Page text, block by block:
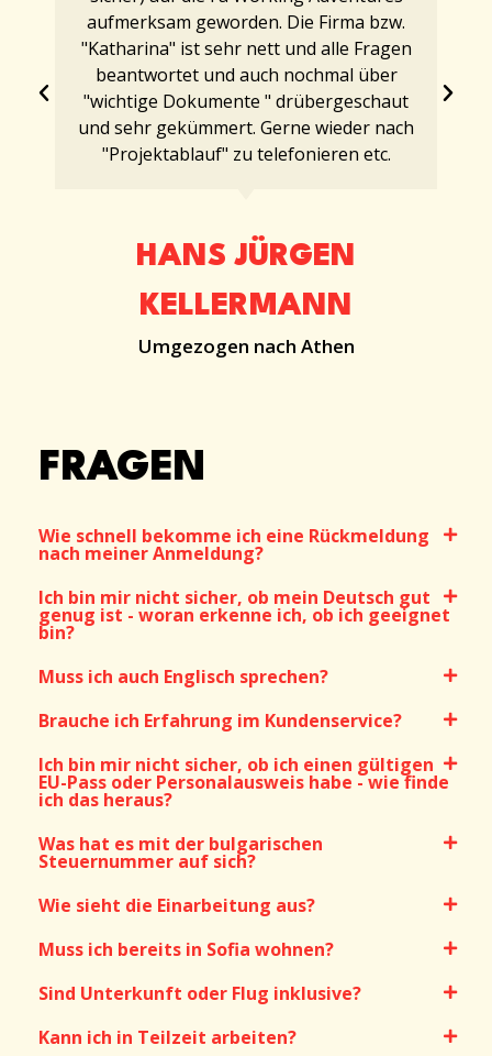
aufmerksam geworden. Die Firma bzw.
"Katharina" ist sehr nett und alle Fragen
beantwortet und auch nochmal über
"wichtige Dokumente " drübergeschaut
und sehr gekümmert. Gerne wieder nach
"Projektablauf" zu telefonieren etc.
HANS JÜRGEN
KELLERMANN
Umgezogen nach Athen
FRAGEN
Wie schnell bekomme ich eine Rückmeldung
nach meiner Anmeldung?
Ich bin mir nicht sicher, ob mein Deutsch gut
genug ist - woran erkenne ich, ob ich geeignet
bin?
Muss ich auch Englisch sprechen?
Brauche ich Erfahrung im Kundenservice?
Ich bin mir nicht sicher, ob ich einen gültigen
EU-Pass oder Personalausweis habe - wie finde
ich das heraus?
Was hat es mit der bulgarischen
Steuernummer auf sich?
Wie sieht die Einarbeitung aus?
Muss ich bereits in Sofia wohnen?
Sind Unterkunft oder Flug inklusive?
Kann ich in Teilzeit arbeiten?